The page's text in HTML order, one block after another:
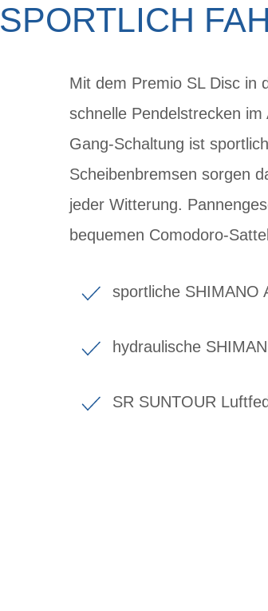
SPORTLICH
Mit dem Premio SL Disc in
schnelle Pendelstrecken
Gang-Schaltung ist
Scheibenbremsen sorgen
jeder Witterung.
bequemen Comodoro-
sportliche SHIMANO
hydraulische
SR SUNTOUR